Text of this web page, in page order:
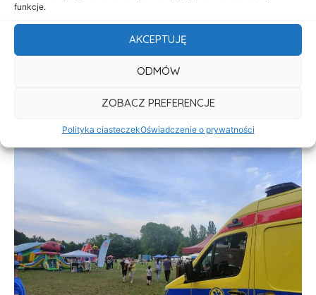
funkcje.
AKCEPTUJĘ
ODMÓW
ZOBACZ PREFERENCJE
Polityka ciasteczekOświadczenie o prywatności